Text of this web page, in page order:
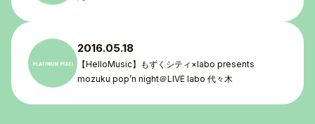
SCHEDULE
MOVIE
AUDITION
2016.05.18
【HelloMusic】もずくシティ×labo presents
mozuku pop’n night＠LIVE labo 代々木